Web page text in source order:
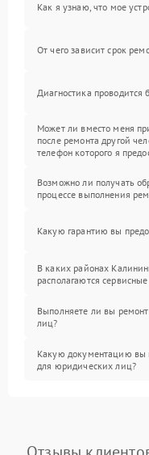
Как я узнаю, что мое
От чего зависит срок
Диагностика проводится
Может ли вместо меня
после ремонта другой
телефон которого я
Возможно ли получать
процессе выполнения
Какую гарантию вы
В каких районах
располагаются
Выполняете ли вы
лиц?
Какую документацию вы
для юридических лиц?